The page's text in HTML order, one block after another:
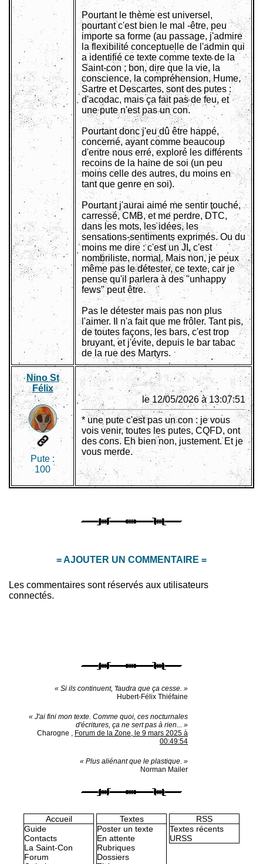
Pourtant le thème est universel,
pourtant c'est bien le mal -être, peu
importe sa forme (au passage, j'admire
la flexibilité conceptuelle de l'admin qui
a identifié ce texte comme texte de la
Saint-con ; bon, dire que la vie, la
conscience, la compréhension, Hume,
Sartre et Descartes, sont des putes :
d'acodac, mais ça fait pas de feu, et
une pute n'est pas un con.
Pourtant donc j'eu dû être happé,
concerné, ayant comme beaucoup
d'entre nous erré, exploré les différents
recoins de la haine de soi (un peu
moins celle des autres, du moins en
tant que genre en soi).
Pourtant j'aurai aimé me sentir touché,
carressé, CMB, et me perdre, DTC,
dans les mots, les idées, les
sensations-sentiments exprimés. Ou du
moins me dire : c'est un JI, c'est
nombriliste, normal. Mais non, je peux
même pas le détester, ce texte, car je
pense qu'il parlera à des "unhappy
fews" peut être.
Pas le détester mais pas non plus
l'aimer. Il n'a fait que me frôler. Tant pis,
de toutes façons, les bars, c'est trop
bruyant, et j'évite, depuis le bar tabac
de la rue des Martyrs.
Nino St
Félix
Pute :
100
le 12/05/2026 à 13:07:51
* une pute c'est pas un con : je vous
vois venir, toutes les putes, CQFD, ont
des cons. Eh bien non, justement. Et je
vous merde.
= AJOUTER UN COMMENTAIRE =
Les commentaires sont réservés aux utilisateurs
connectés.
« Si ils continuent, 'faudra que ça cesse. »
Hubert-Félix Thiéfaine
« J'ai fini mon texte. Comme quoi, ces nocturnales
d'écritures, ça ne sert pas à rien... »
Charogne , Forum de la Zone, le 9 mars 2025 à
00:49:54
« Plus aliénant que le plastique. »
Norman Mailer
Accueil
Guide
Contacts
La Saint-Con
Forum
Textes
Poster un texte
En attente
Rubriques
Dossiers
RSS
Textes récents
URSS